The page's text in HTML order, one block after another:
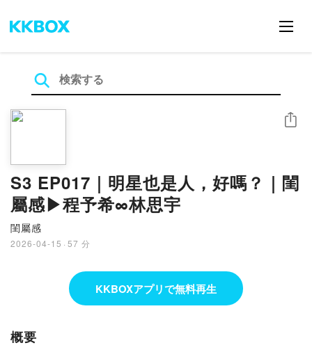
S3 EP017｜明星也是人，好嗎？｜閨
屬感▶程予希∞林思宇
閨屬感
2026-04-15 · 57 分
シェア
KKBOXアプリで無料再生
概要